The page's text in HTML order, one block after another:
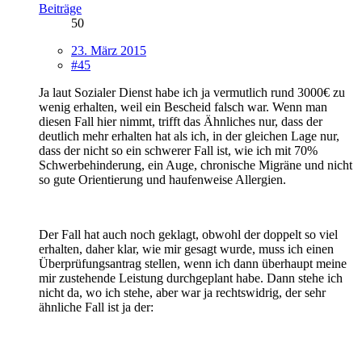
Beiträge
50
23. März 2015
#45
Ja laut Sozialer Dienst habe ich ja vermutlich rund 3000€ zu
wenig erhalten, weil ein Bescheid falsch war. Wenn man
diesen Fall hier nimmt, trifft das Ähnliches nur, dass der
deutlich mehr erhalten hat als ich, in der gleichen Lage nur,
dass der nicht so ein schwerer Fall ist, wie ich mit 70%
Schwerbehinderung, ein Auge, chronische Migräne und nicht
so gute Orientierung und haufenweise Allergien.
Der Fall hat auch noch geklagt, obwohl der doppelt so viel
erhalten, daher klar, wie mir gesagt wurde, muss ich einen
Überprüfungsantrag stellen, wenn ich dann überhaupt meine
mir zustehende Leistung durchgeplant habe. Dann stehe ich
nicht da, wo ich stehe, aber war ja rechtswidrig, der sehr
ähnliche Fall ist ja der: